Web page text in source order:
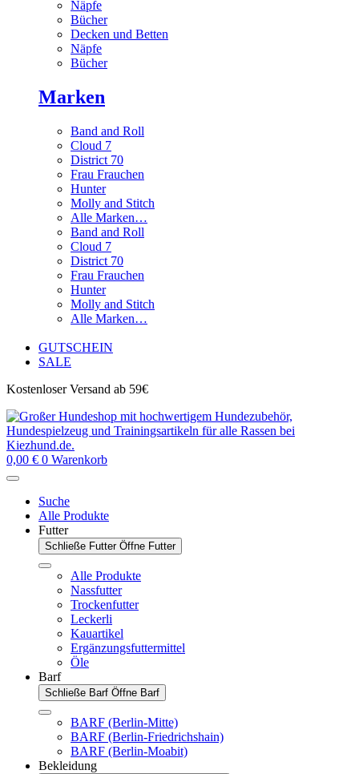
Näpfe
Bücher
Decken und Betten
Näpfe
Bücher
Marken
Band and Roll
Cloud 7
District 70
Frau Frauchen
Hunter
Molly and Stitch
Alle Marken…
Band and Roll
Cloud 7
District 70
Frau Frauchen
Hunter
Molly and Stitch
Alle Marken…
GUTSCHEIN
SALE
Kostenloser Versand ab 59€
0,00 € 0 Warenkorb
Suche
Alle Produkte
Futter
Schließe Futter Öffne Futter
Alle Produkte
Nassfutter
Trockenfutter
Leckerli
Kauartikel
Ergänzungsfuttermittel
Öle
Barf
Schließe Barf Öffne Barf
BARF (Berlin-Mitte)
BARF (Berlin-Friedrichshain)
BARF (Berlin-Moabit)
Bekleidung